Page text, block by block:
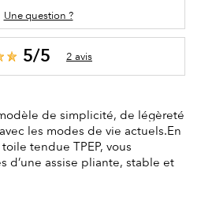
Une question ?
5/5 2 avis
de simplicité, de légèreté
les modes de vie actuels.En
tendue TPEP, vous
d’une assise pliante, stable et